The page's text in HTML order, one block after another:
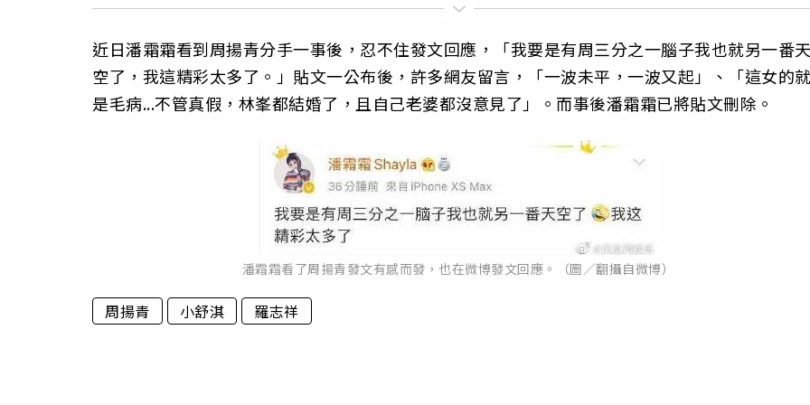
近日潘霜霜看到周揚青分手一事後，忍不住發文回應，「我要是有周三分之一腦子我也就另一番
空了，我這精彩太多了。」貼文一公布後，許多網友留言，「一波未平，一波又起」、「這女的
是毛病...不管真假，林峯都結婚了，且自己老婆都沒意見了」。而事後潘霜霜已將貼文刪除。
潘霜霜看了周揚青發文有感而發，也在微博發文回應。（圖／翻攝自微博）
周揚青 小舒淇 羅志祥